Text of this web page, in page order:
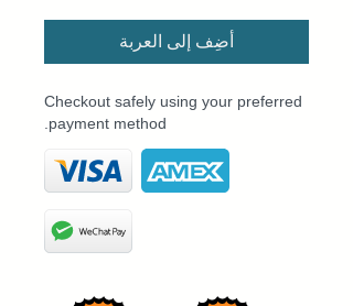
أضِف إلى العربة
Checkout safely using your preferred
payment method.